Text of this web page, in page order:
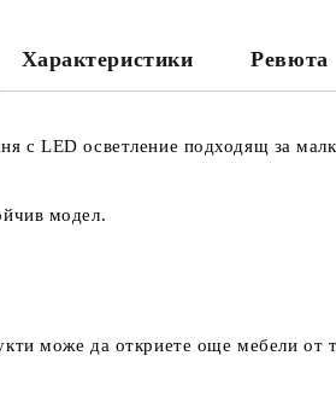
Характеристики Ревюта
с LED осветление подходящ за
модел.
може да откриете още мебели от